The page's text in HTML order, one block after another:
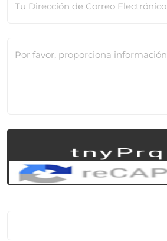
Tu Dirección de Correo Electrónico